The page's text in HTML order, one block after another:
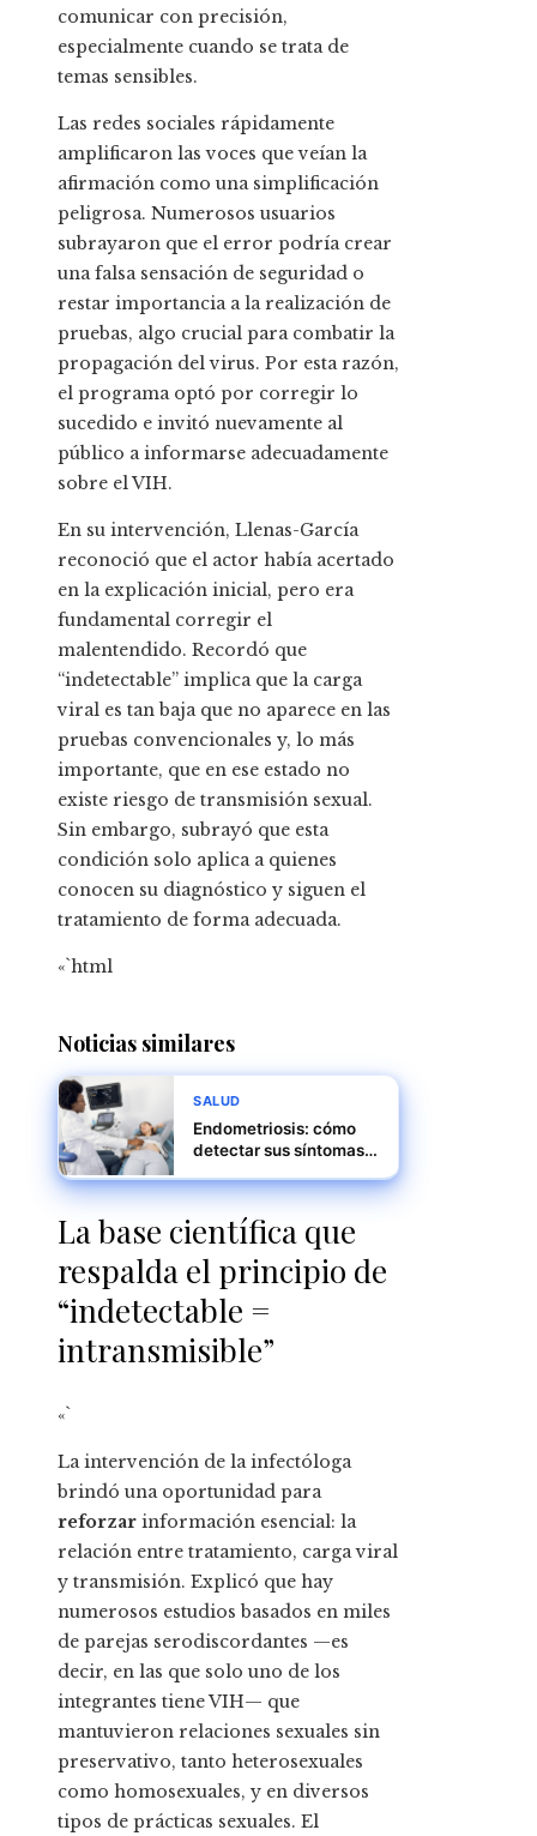
comunicar con precisión,
especialmente cuando se trata de
temas sensibles.
Las redes sociales rápidamente
amplificaron las voces que veían la
afirmación como una simplificación
peligrosa. Numerosos usuarios
subrayaron que el error podría crear
una falsa sensación de seguridad o
restar importancia a la realización de
pruebas, algo crucial para combatir la
propagación del virus. Por esta razón,
el programa optó por corregir lo
sucedido e invitó nuevamente al
público a informarse adecuadamente
sobre el VIH.
En su intervención, Llenas-García
reconoció que el actor había acertado
en la explicación inicial, pero era
fundamental corregir el
malentendido. Recordó que
“indetectable” implica que la carga
viral es tan baja que no aparece en las
pruebas convencionales y, lo más
importante, que en ese estado no
existe riesgo de transmisión sexual.
Sin embargo, subrayó que esta
condición solo aplica a quienes
conocen su diagnóstico y siguen el
tratamiento de forma adecuada.
«`html
Noticias similares
SALUD
Endometriosis: cómo
detectar sus síntomas y
tardíos
La base científica que
respalda el principio de
“indetectable =
intransmisible”
«`
La intervención de la infectóloga
brindó una oportunidad para
reforzar información esencial: la
relación entre tratamiento, carga viral
y transmisión. Explicó que hay
numerosos estudios basados en miles
de parejas serodiscordantes —es
decir, en las que solo uno de los
integrantes tiene VIH— que
mantuvieron relaciones sexuales sin
preservativo, tanto heterosexuales
como homosexuales, y en diversos
tipos de prácticas sexuales. El